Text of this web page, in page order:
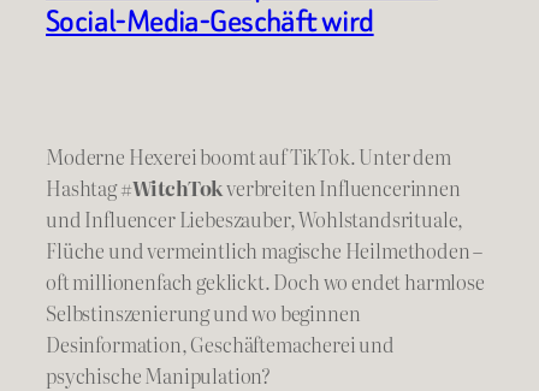
Social-Media-Geschäft wird
Moderne Hexerei boomt auf TikTok. Unter dem
Hashtag#WitchTokverbreiten Influencerinnen
und Influencer Liebeszauber, Wohlstandsrituale,
Flüche und vermeintlich magische Heilmethoden –
oft millionenfach geklickt. Doch wo endet harmlose
Selbstinszenierung und wo beginnen
Desinformation, Geschäftemacherei und
psychische Manipulation?